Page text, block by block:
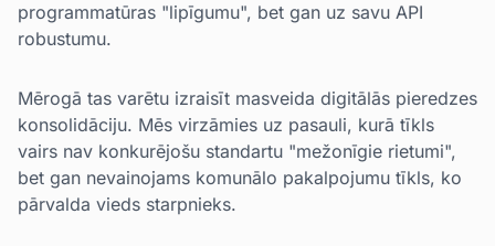
programmatūras "lipīgumu", bet gan uz savu API
robustumu.
Mērogā tas varētu izraisīt masveida digitālās pieredzes
konsolidāciju. Mēs virzāmies uz pasauli, kurā tīkls
vairs nav konkurējošu standartu "mežonīgie rietumi",
bet gan nevainojams komunālo pakalpojumu tīkls, ko
pārvalda vieds starpnieks.